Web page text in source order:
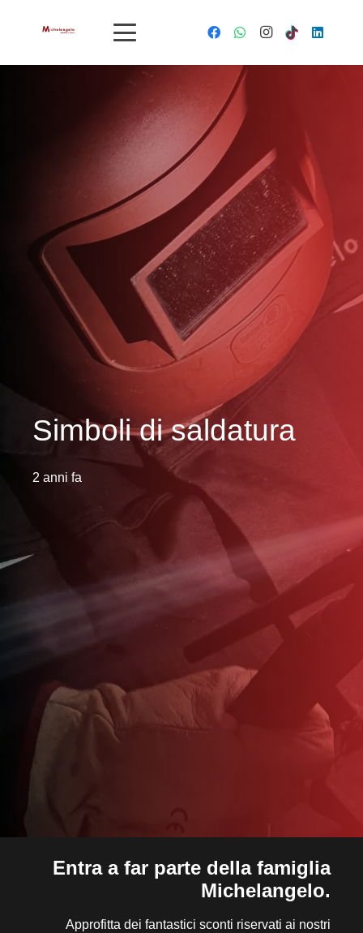
Simboli di saldatura
2 anni fa
Entra a far parte della famiglia
Michelangelo.
Approfitta dei fantastici sconti riservati ai nostri